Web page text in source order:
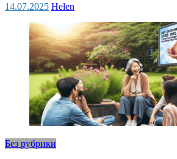
14.07.2025 Helen
Без рубрики